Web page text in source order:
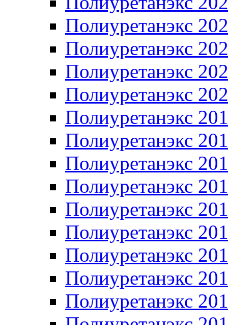
Полиуретанэкс
Полиуретанэкс
Полиуретанэкс
Полиуретанэкс
Полиуретанэкс
Полиуретанэкс
Полиуретанэкс
Полиуретанэкс
Полиуретанэкс
Полиуретанэкс
Полиуретанэкс
Полиуретанэкс
Полиуретанэкс